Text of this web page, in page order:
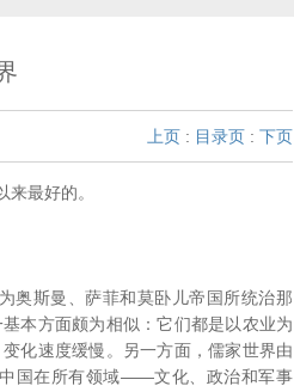
上页 : 目录页 : 下页
最好的。
斯曼、萨菲和莫卧儿帝国所统治那
本方面颇为相似：它们都是以农业为
化速度缓慢。另一方面，儒家世界由
国在所有领域――文化、政治和军事